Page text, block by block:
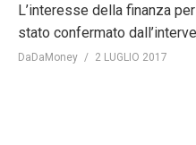
L’interesse della finanza
stato confermato
DaDaMoney 2 LUGLIO 2017